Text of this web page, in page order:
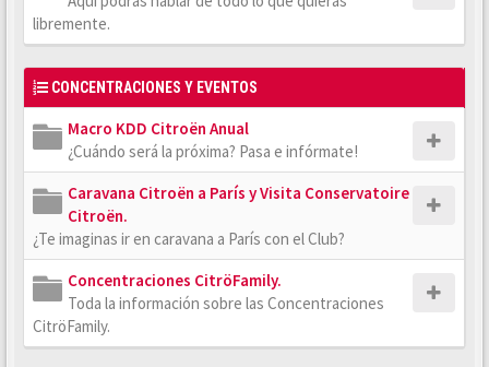
libremente.
CONCENTRACIONES Y EVENTOS
Macro KDD Citroën Anual
¿Cuándo será la próxima? Pasa e infórmate!
Caravana Citroën a París y Visita Conservatoire
Citroën.
¿Te imaginas ir en caravana a París con el Club?
Concentraciones CitröFamily.
Toda la información sobre las Concentraciones
CitröFamily.